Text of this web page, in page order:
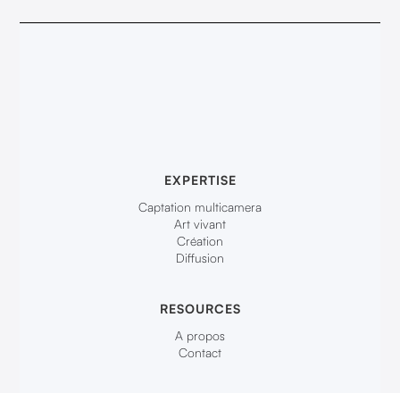
EXPERTISE
Captation multicamera
Art vivant
Création
Diffusion
RESOURCES
A propos
Contact